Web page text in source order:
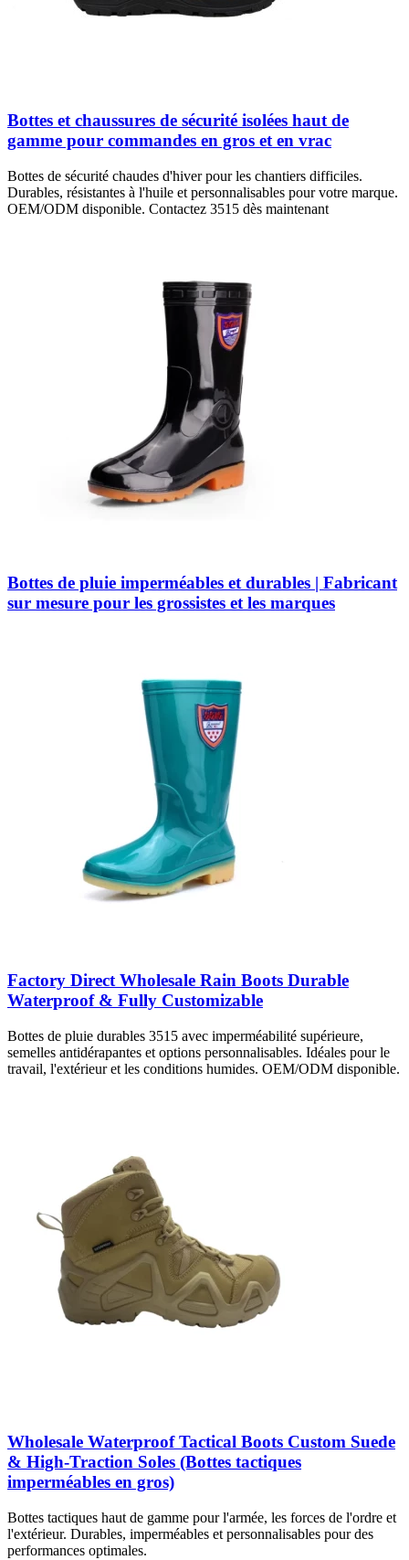
Bottes et chaussures de sécurité isolées haut de
gamme pour commandes en gros et en vrac
Bottes de sécurité chaudes d'hiver pour les chantiers difficiles.
Durables, résistantes à l'huile et personnalisables pour votre marque.
OEM/ODM disponible. Contactez 3515 dès maintenant
Bottes de pluie imperméables et durables | Fabricant
sur mesure pour les grossistes et les marques
Factory Direct Wholesale Rain Boots Durable
Waterproof & Fully Customizable
Bottes de pluie durables 3515 avec imperméabilité supérieure,
semelles antidérapantes et options personnalisables. Idéales pour le
travail, l'extérieur et les conditions humides. OEM/ODM disponible.
Wholesale Waterproof Tactical Boots Custom Suede
& High-Traction Soles (Bottes tactiques
imperméables en gros)
Bottes tactiques haut de gamme pour l'armée, les forces de l'ordre et
l'extérieur. Durables, imperméables et personnalisables pour des
performances optimales.